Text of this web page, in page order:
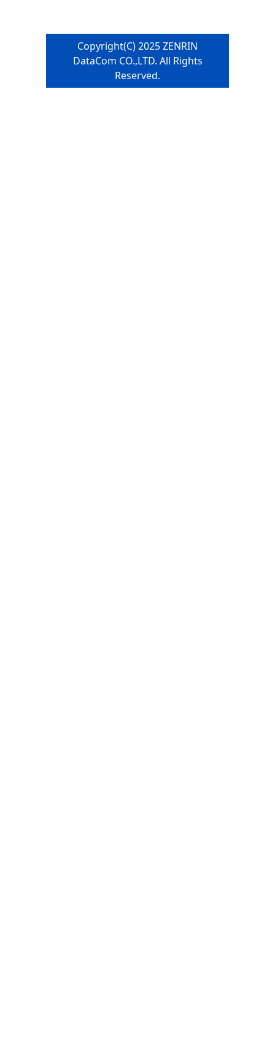
Copyright(C) 2025 ZENRIN
DataCom CO.,LTD. All Rights
Reserved.